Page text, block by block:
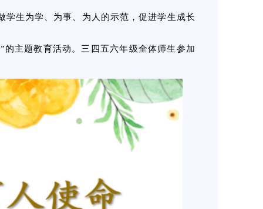
生为学、为事、为人的示范，促进学生成长
主题教育活动。三四五六年级全体师生参加